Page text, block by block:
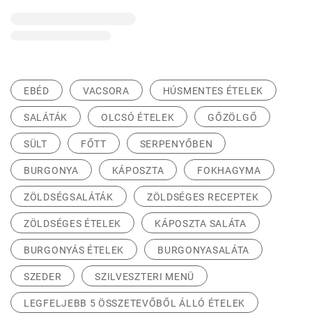
EBÉD VACSORA HÚSMENTES ÉTELEK
SALÁTÁK OLCSÓ ÉTELEK GŐZÖLGŐ
SÜLT FŐTT SERPENYŐBEN
BURGONYA KÁPOSZTA FOKHAGYMA
ZÖLDSÉGSALÁTÁK ZÖLDSÉGES RECEPTEK
ZÖLDSÉGES ÉTELEK KÁPOSZTA SALÁTA
BURGONYÁS ÉTELEK BURGONYASALÁTA
SZEDER SZILVESZTERI MENÜ
LEGFELJEBB 5 ÖSSZETEVŐBŐL ÁLLÓ ÉTELEK